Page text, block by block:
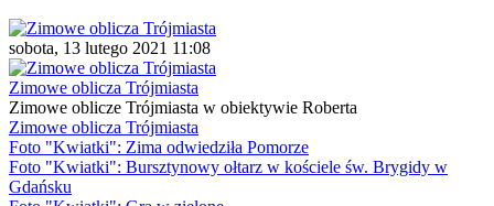
sobota, 13 lutego 2021 11:08
Zimowe oblicza Trójmiasta
Zimowe oblicze Trójmiasta w obiektywie Roberta
Zimowe oblicza Trójmiasta
Foto "Kwiatki": Zima odwiedziła Pomorze
Foto "Kwiatki": Bursztynowy ołtarz w kościele św. Brygidy w
Gdańsku